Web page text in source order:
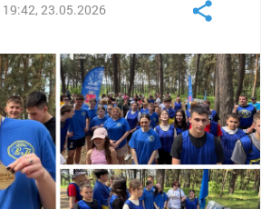
19:42, 23.05.2026